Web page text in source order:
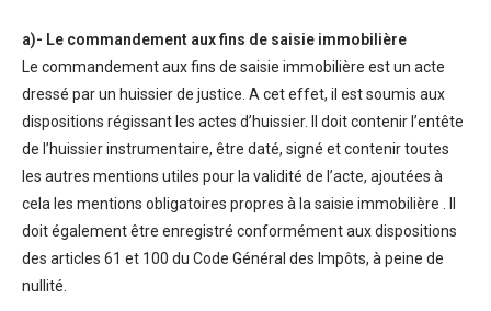
a)- Le commandement aux fins de saisie immobilière
Le commandement aux fins de saisie immobilière est un acte
dressé par un huissier de justice. A cet effet, il est soumis aux
dispositions régissant les actes d’huissier. Il doit contenir l’entête
de l’huissier instrumentaire, être daté, signé et contenir toutes
les autres mentions utiles pour la validité de l’acte, ajoutées à
cela les mentions obligatoires propres à la saisie immobilière . Il
doit également être enregistré conformément aux dispositions
des articles 61 et 100 du Code Général des Impôts, à peine de
nullité.